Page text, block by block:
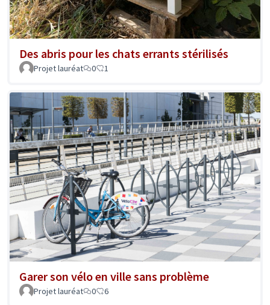
Des abris pour les chats errants stérilisés
Projet lauréat 0 1
Garer son vélo en ville sans problème
Projet lauréat 0 6